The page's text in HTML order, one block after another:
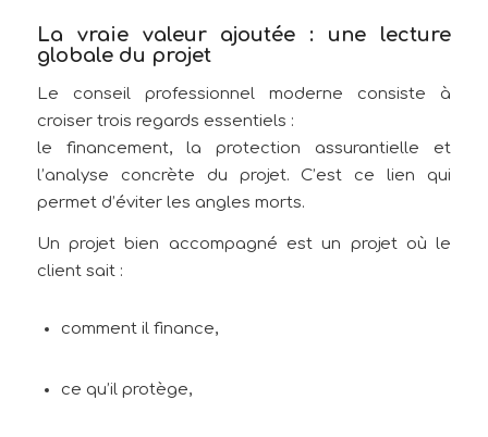
La vraie valeur ajoutée : une lecture
globale du projet
Le conseil professionnel moderne consiste à
croiser trois regards essentiels :
le financement, la protection assurantielle et
l’analyse concrète du projet. C’est ce lien qui
permet d’éviter les angles morts.
Un projet bien accompagné est un projet où le
client sait :
comment il finance,
ce qu’il protège,